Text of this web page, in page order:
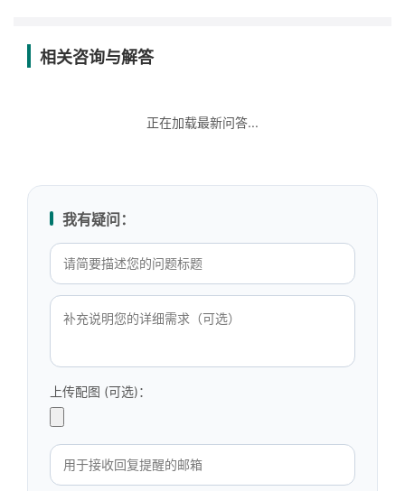
相关咨询与解答
正在加载最新问答...
我有疑问：
上传配图 (可选)：